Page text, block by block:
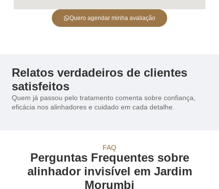
Quero agendar minha avaliação
Relatos verdadeiros de clientes
satisfeitos
Quem já passou pelo tratamento comenta sobre confiança,
eficácia nos alinhadores e cuidado em cada detalhe.
FAQ
Perguntas Frequentes sobre
alinhador invisível em Jardim
Morumbi